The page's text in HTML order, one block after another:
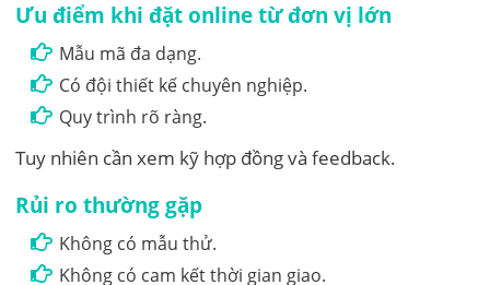
Ưu điểm khi đặt online từ đơn vị lớn
Mẫu mã đa dạng.
Có đội thiết kế chuyên nghiệp.
Quy trình rõ ràng.
Tuy nhiên cần xem kỹ hợp đồng và feedback.
Rủi ro thường gặp
Không có mẫu thử.
Không có cam kết thời gian giao.